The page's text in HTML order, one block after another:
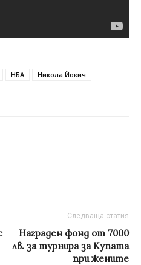
НБА
Никола Йокич
Следваща статия
Награден фонд от 7000
лв. за турнира за Купата
при жените